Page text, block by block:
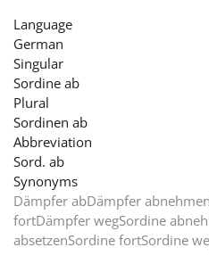
Deutsch
English
Español
Français
Language
German
Singular
Sordine ab
Plural
Sordinen ab
Abbreviation
Sord. ab
Synonyms
Dämpfer abDämpfer abnehmen
fortDämpfer wegSordine
absetzenSordine fortSordine